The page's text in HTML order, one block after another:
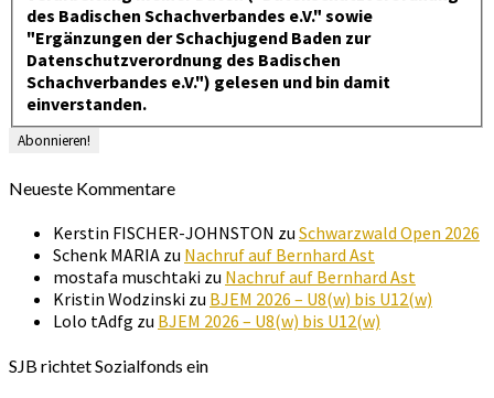
des Badischen Schachverbandes e.V." sowie
"Ergänzungen der Schachjugend Baden zur
Datenschutzverordnung des Badischen
Schachverbandes e.V.") gelesen und bin damit
einverstanden.
Neueste Kommentare
Kerstin FISCHER-JOHNSTON zu Schwarzwald Open 2026
Schenk MARIA zu Nachruf auf Bernhard Ast
mostafa muschtaki zu Nachruf auf Bernhard Ast
Kristin Wodzinski zu BJEM 2026 – U8(w) bis U12(w)
Lolo tAdfg zu BJEM 2026 – U8(w) bis U12(w)
SJB richtet Sozialfonds ein